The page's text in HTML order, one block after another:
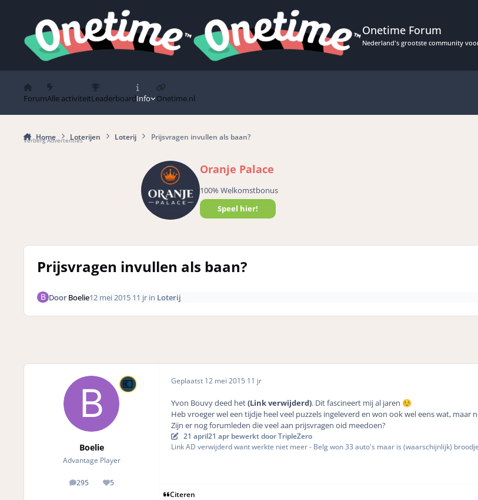
Onetime Forum
Nederland's grootste community
ForumAlle activiteitLeaderboardInfo Onetime.nl
Home Loterijen Loterij Prijsvragen invullen als baan?
Verberg Advertenties
Oranje Palace
100% Welkomstbonus
Speel hier!
Prijsvragen invullen als baan?
DoorBoelie12 mei 2015 11 jrin Loterij
Boelie
Advantage Player
295
posts 5
Reputation
Geplaatst 12 mei 2015 11 jr
Yvon Bouvy deed het(Link verwijderd). Dit fascineert mij al jaren ☺️
Heb vroeger wel een tijdje heel veel puzzels ingeleverd en won ook wel eens wat, maar
Zijn er nog forumleden die veel aan prijsvragen oid meedoen?
21 april21 aprbewerkt door TripleZero
Link AD verwijderd want werkte niet meer - Belg won 33 auto's maar is (waarschijnlijk)
Citeren